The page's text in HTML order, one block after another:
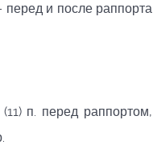
перед и после раппорта
п. перед раппортом,